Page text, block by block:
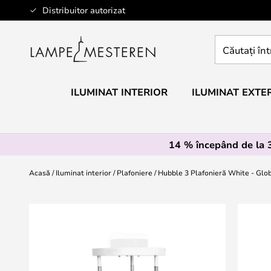
Distribuitor autorizat
Mergeti
la
întregul
aici...
ILUMINAT INTERIOR ILUMINAT
14 % începând de la
Acasă Iluminat interior Plafoniere Hubble 3 Plafonieră White -